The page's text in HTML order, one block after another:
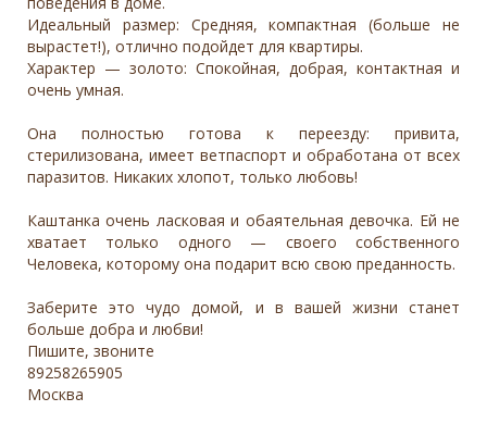
Идеальный размер: Средняя, компактная (больше не
вырастет!), отлично подойдет для квартиры.
Характер — золото: Спокойная, добрая, контактная и
очень умная.
Она полностью готова к переезду: привита,
стерилизована, имеет ветпаспорт и обработана от всех
паразитов. Никаких хлопот, только любовь!
Каштанка очень ласковая и обаятельная девочка. Ей не
хватает только одного — своего собственного
Человека, которому она подарит всю свою преданность.
Заберите это чудо домой, и в вашей жизни станет
больше добра и любви!
Пишите, звоните
89258265905
Москва